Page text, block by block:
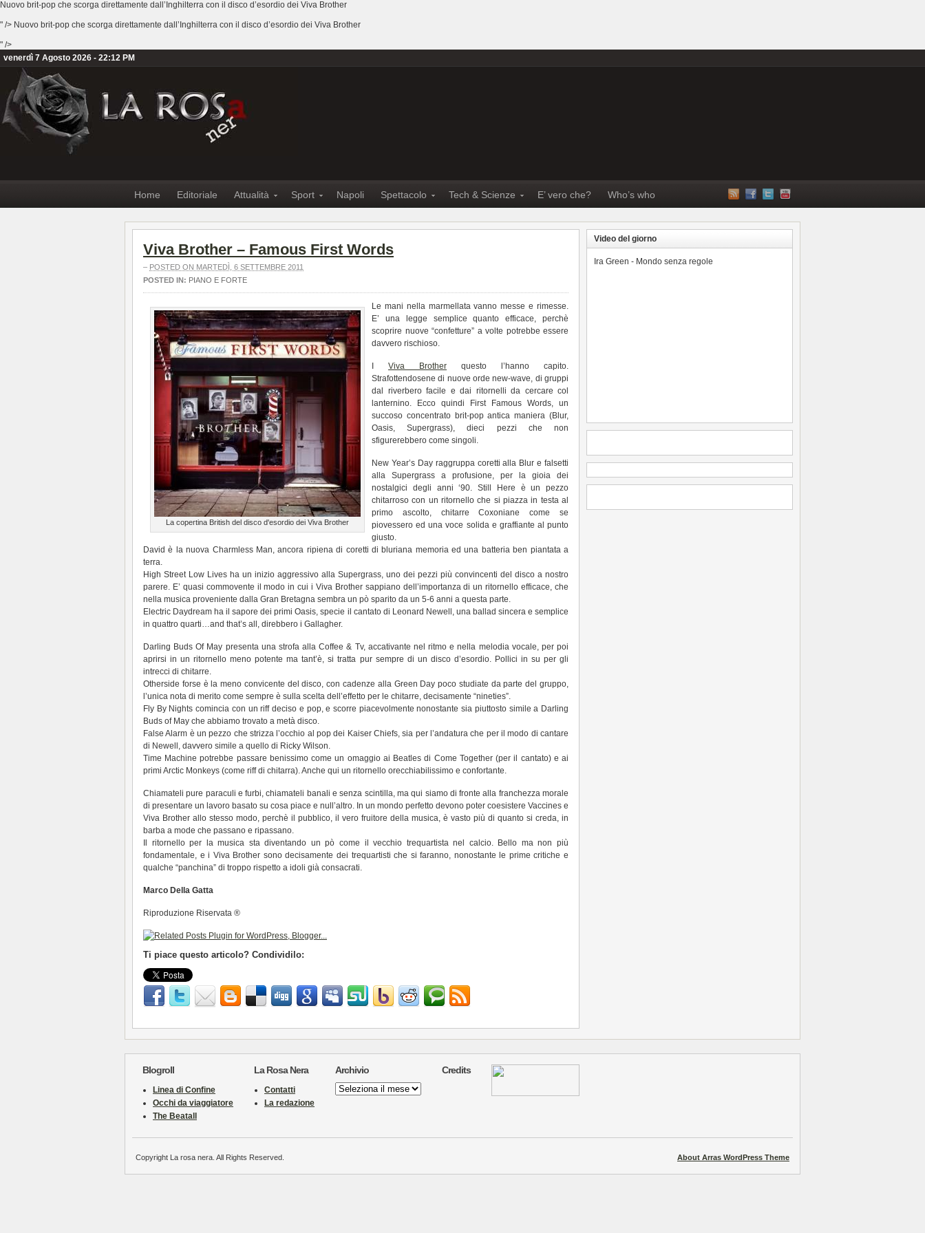
Nuovo brit-pop che scorga direttamente dall’Inghilterra con il disco d’esordio dei Viva Brother
" /> Nuovo brit-pop che scorga direttamente dall’Inghilterra con il disco d’esordio dei Viva Brother
" />
venerdì 7 Agosto 2026 - 22:12 PM
Home Editoriale Attualità Sport Napoli Spettacolo Tech & Scienze E’ vero che? Who’s who
Viva Brother – Famous First Words
– POSTED ON MARTEDÌ, 6 SETTEMBRE 2011
POSTED IN: PIANO E FORTE
La copertina British del disco d'esordio dei Viva Brother
Le mani nella marmellata vanno messe e rimesse.
E’ una legge semplice quanto efficace, perchè
scoprire nuove “confetture” a volte potrebbe essere
davvero rischioso.
Viva Brother questo l’hanno capito.
Strafottendosene di nuove orde new-wave, di gruppi
dal riverbero facile e dai ritornelli da cercare col
lanternino. Ecco quindi First Famous Words, un
succoso concentrato brit-pop antica maniera (Blur,
Oasis, Supergrass), dieci pezzi che non
sfigurerebbero come singoli.
New Year’s Day raggruppa coretti alla Blur e falsetti
alla Supergrass a profusione, per la gioia dei
nostalgici degli anni ‘90. Still Here è un pezzo
chitarroso con un ritornello che si piazza in testa al
primo ascolto, chitarre Coxoniane come se
piovessero ed una voce solida e graffiante al punto
giusto.
David è la nuova Charmless Man, ancora ripiena di coretti di bluriana memoria ed una batteria ben piantata a
terra.
High Street Low Lives ha un inizio aggressivo alla Supergrass, uno dei pezzi più convincenti del disco a nostro
parere. E’ quasi commovente il modo in cui i Viva Brother sappiano dell’importanza di un ritornello efficace, che
nella musica proveniente dalla Gran Bretagna sembra un pò sparito da un 5-6 anni a questa parte.
Electric Daydream ha il sapore dei primi Oasis, specie il cantato di Leonard Newell, una ballad sincera e semplice
in quattro quarti…and that’s all, direbbero i Gallagher.
Darling Buds Of May presenta una strofa alla Coffee & Tv, accativante nel ritmo e nella melodia vocale, per poi
aprirsi in un ritornello meno potente ma tant’è, si tratta pur sempre di un disco d’esordio. Pollici in su per gli
intrecci di chitarre.
Otherside forse è la meno convicente del disco, con cadenze alla Green Day poco studiate da parte del gruppo,
l’unica nota di merito come sempre è sulla scelta dell’effetto per le chitarre, decisamente “nineties”.
Fly By Nights comincia con un riff deciso e pop, e scorre piacevolmente nonostante sia piuttosto simile a Darling
Buds of May che abbiamo trovato a metà disco.
False Alarm è un pezzo che strizza l’occhio al pop dei Kaiser Chiefs, sia per l’andatura che per il modo di cantare
di Newell, davvero simile a quello di Ricky Wilson.
Time Machine potrebbe passare benissimo come un omaggio ai Beatles di Come Together (per il cantato) e ai
primi Arctic Monkeys (come riff di chitarra). Anche qui un ritornello orecchiabilissimo e confortante.
Chiamateli pure paraculi e furbi, chiamateli banali e senza scintilla, ma qui siamo di fronte alla franchezza morale
di presentare un lavoro basato su cosa piace e null’altro. In un mondo perfetto devono poter coesistere Vaccines e
Viva Brother allo stesso modo, perchè il pubblico, il vero fruitore della musica, è vasto più di quanto si creda, in
barba a mode che passano e ripassano.
Il ritornello per la musica sta diventando un pò come il vecchio trequartista nel calcio. Bello ma non più
fondamentale, e i Viva Brother sono decisamente dei trequartisti che si faranno, nonostante le prime critiche e
qualche “panchina” di troppo rispetto a idoli già consacrati.
Marco Della Gatta
Riproduzione Riservata ®
Ti piace questo articolo? Condividilo:
Video del giorno
Ira Green - Mondo senza regole
Blogroll
Linea di Confine
Occhi da viaggiatore
The Beatall
La Rosa Nera
Contatti
La redazione
Archivio
Archivio
Credits
About Arras WordPress Theme
Copyright La rosa nera. All Rights Reserved.